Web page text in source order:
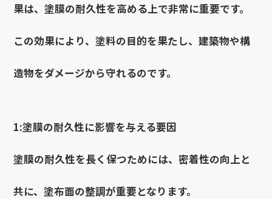
果は、塗膜の耐久性を高める上で非常に重要です。
この効果により、塗料の目的を果たし、建築物や構
造物をダメージから守れるのです。
1:塗膜の耐久性に影響を与える要因
塗膜の耐久性を長く保つためには、密着性の向上と
共に、塗布面の整調が重要となります。